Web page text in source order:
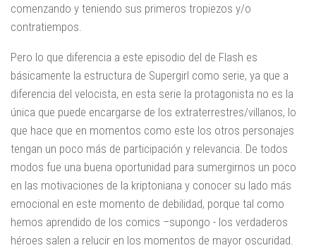
comenzando y teniendo sus primeros tropiezos y/o
contratiempos.
Pero lo que diferencia a este episodio del de Flash es
básicamente la estructura de Supergirl como serie, ya que a
diferencia del velocista, en esta serie la protagonista no es la
única que puede encargarse de los extraterrestres/villanos, lo
que hace que en momentos como este los otros personajes
tengan un poco más de participación y relevancia. De todos
modos fue una buena oportunidad para sumergirnos un poco
en las motivaciones de la kriptoniana y conocer su lado más
emocional en este momento de debilidad, porque tal como
hemos aprendido de los comics –supongo - los verdaderos
héroes salen a relucir en los momentos de mayor oscuridad.